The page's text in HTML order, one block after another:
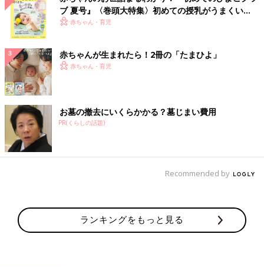
ブ 夏号』〈巻頭大特集〉初めての授乳がうまくい
く！ おっぱい・ミルクの基本と夏のトラブル 解決テ
赤ちゃん・育児
赤ちゃんが生まれたら！2冊の「たまひよ」
赤ちゃん・育児
お墓の撤去にいくらかかる？墓じまい費用
PR(くらしの話題)
Recommended by
ランキングをもっと見る